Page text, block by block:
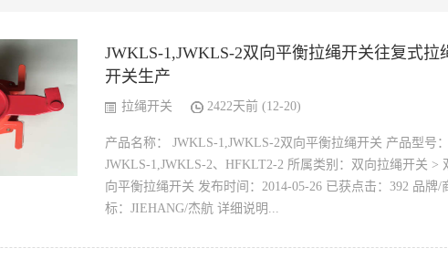
JWKLS-1,JWKLS-2双向平衡拉绳开关往复式拉
开关生产
拉绳开关 2422天前 (12-20)
产品名称： JWKLS-1,JWKLS-2双向平衡拉绳开关 产品型号：
JWKLS-1,JWKLS-2、HFKLT2-2 所属类别：双向拉绳开关 >
向平衡拉绳开关 发布时间：2014-05-26 已获点击：392 品牌/
标：JIEHANG/杰航 详细说明...